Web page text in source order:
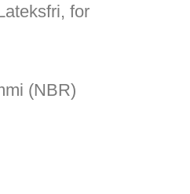
for
(NBR)